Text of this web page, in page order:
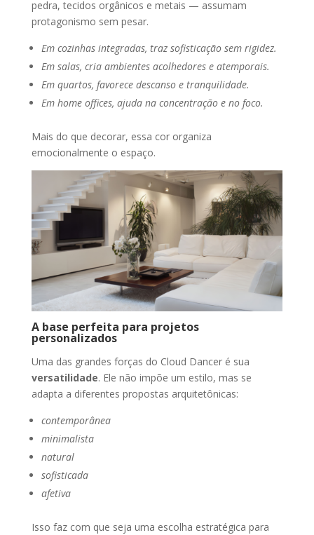
pedra, tecidos orgânicos e metais — assumam
protagonismo sem pesar.
Em cozinhas integradas, traz sofisticação sem rigidez.
Em salas, cria ambientes acolhedores e atemporais.
Em quartos, favorece descanso e tranquilidade.
Em home offices, ajuda na concentração e no foco.
Mais do que decorar, essa cor organiza
emocionalmente o espaço.
A base perfeita para projetos
personalizados
Uma das grandes forças do Cloud Dancer é sua
versatilidade. Ele não impõe um estilo, mas se
adapta a diferentes propostas arquitetônicas:
contemporânea
minimalista
natural
sofisticada
afetiva
Isso faz com que seja uma escolha estratégica para